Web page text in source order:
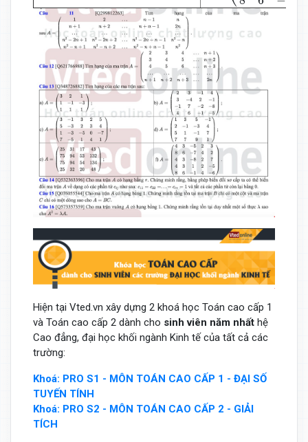
Hiện tại Vted.vn xây dựng 2 khoá học Toán cao cấp 1
và Toán cao cấp 2 dành cho sinh viên năm nhất hệ
Cao đẳng, đại học khối ngành Kinh tế của tất cả các
trường:
Khoá: PRO S1 - MÔN TOÁN CAO CẤP 1 - ĐẠI SỐ
TUYẾN TÍNH
Khoá: PRO S2 - MÔN TOÁN CAO CẤP 2 - GIẢI
TÍCH